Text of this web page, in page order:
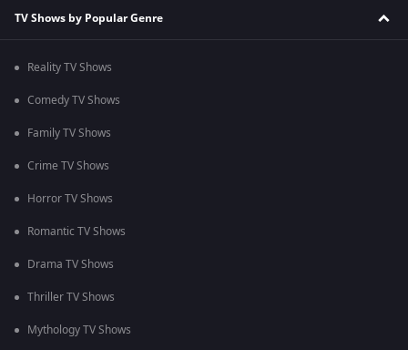
TV Shows by Popular Genre
Reality TV Shows
Comedy TV Shows
Family TV Shows
Crime TV Shows
Horror TV Shows
Romantic TV Shows
Drama TV Shows
Thriller TV Shows
Mythology TV Shows